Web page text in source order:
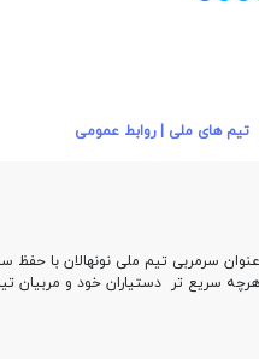
تیم های ملی | روابط عمومی
سرمربی تیم ملی نونهالان با حفظ
سریع تر دستیاران خود و مربیان تیم